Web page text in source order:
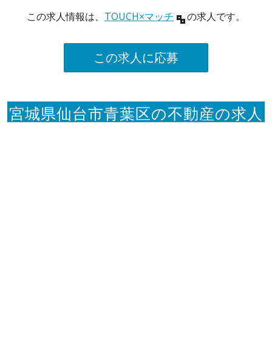
この求人情報は、 TOUCH×マッチ の求人です。
この求人に応募
宮城県仙台市青葉区の不動産の求人